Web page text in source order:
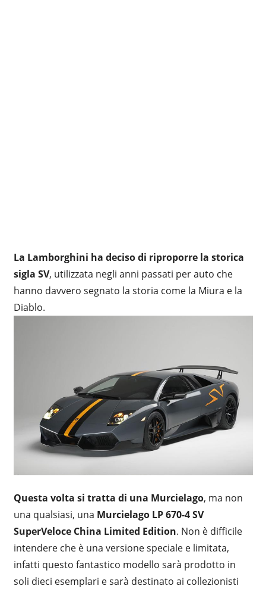
La Lamborghini ha deciso di riproporre la storica
sigla SV, utilizzata negli anni passati per auto che
hanno davvero segnato la storia come la Miura e la
Diablo.
Questa volta si tratta di una Murcielago, ma non
una qualsiasi, una Murcielago LP 670-4 SV
SuperVeloce China Limited Edition. Non è difficile
intendere che è una versione speciale e limitata,
infatti questo fantastico modello sarà prodotto in
soli dieci esemplari e sarà destinato ai collezionisti